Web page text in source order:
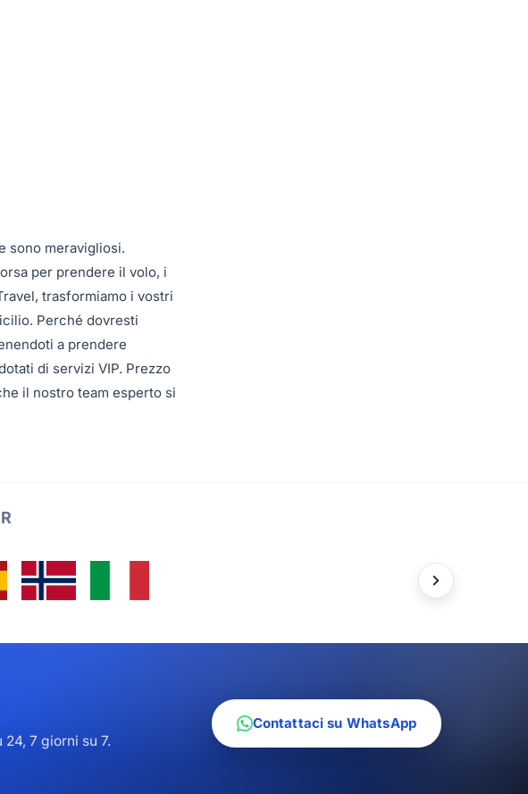
sono meravigliosi.
per prendere il volo, i
trasformiamo i vostri
Perché dovresti
a prendere
di servizi VIP. Prezzo
il nostro team esperto si
7 giorni su 7.
Contattaci su WhatsApp